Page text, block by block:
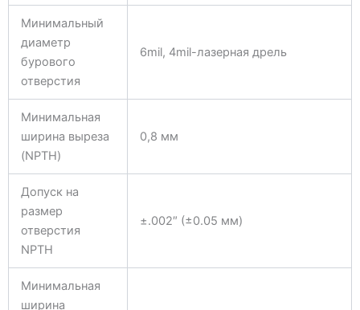
Минимальный
диаметр
бурового
отверстия
6mil, 4mil-лазерная дрель
Минимальная
ширина выреза
(NPTH)
0,8 мм
Допуск на
размер
отверстия
NPTH
±.002″ (±0.05 мм)
Минимальная
ширина